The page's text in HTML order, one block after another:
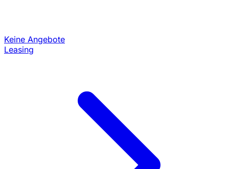
Keine Angebote
Leasing